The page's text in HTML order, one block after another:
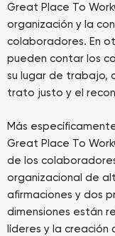
Great Place To
organización y la
colaboradores. En
pueden contar los
su lugar de trabajo,
trato justo y el
Más
Great Place To
de los
organizacional de
afirmaciones y dos
dimensiones están
líderes y la creación